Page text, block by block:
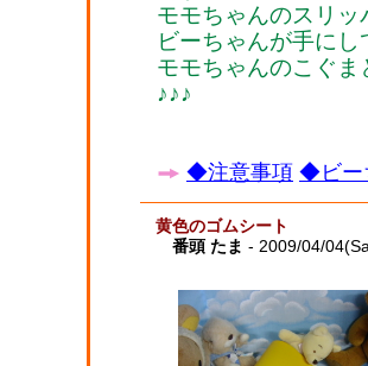
モモちゃんのスリ
ビーちゃんが手に
モモちゃんのこぐ
♪♪♪
◆注意事項 ◆ビー
黄色のゴムシート
番頭 たま - 2009/04/